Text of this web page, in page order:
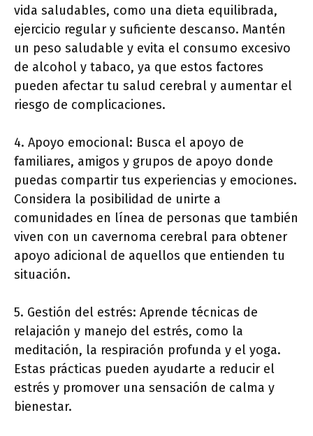
vida saludables, como una dieta equilibrada,
ejercicio regular y suficiente descanso. Mantén
un peso saludable y evita el consumo excesivo
de alcohol y tabaco, ya que estos factores
pueden afectar tu salud cerebral y aumentar el
riesgo de complicaciones.
4. Apoyo emocional: Busca el apoyo de
familiares, amigos y grupos de apoyo donde
puedas compartir tus experiencias y emociones.
Considera la posibilidad de unirte a
comunidades en línea de personas que también
viven con un cavernoma cerebral para obtener
apoyo adicional de aquellos que entienden tu
situación.
5. Gestión del estrés: Aprende técnicas de
relajación y manejo del estrés, como la
meditación, la respiración profunda y el yoga.
Estas prácticas pueden ayudarte a reducir el
estrés y promover una sensación de calma y
bienestar.